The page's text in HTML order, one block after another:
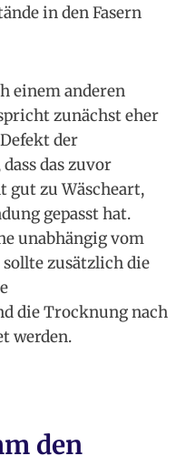
in den Fasern
einem anderen
zunächst eher
der
das zuvor
gut zu Wäscheart,
gepasst hat.
unabhängig vom
zusätzlich die
die Trocknung nach
werden.
den